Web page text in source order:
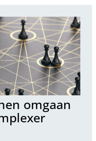
omgaan